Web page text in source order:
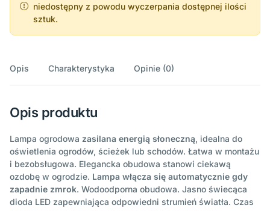
niedostępny z powodu wyczerpania dostępnej ilości
sztuk.
Opis Charakterystyka Opinie (0)
Opis produktu
Lampa ogrodowa zasilana energią słoneczną, idealna do
oświetlenia ogrodów, ścieżek lub schodów. Łatwa w montażu
i bezobsługowa. Elegancka obudowa stanowi ciekawą
ozdobę w ogrodzie. Lampa włącza się automatycznie gdy
zapadnie zmrok. Wodoodporna obudowa. Jasno świecąca
dioda LED zapewniająca odpowiedni strumień światła. Czas